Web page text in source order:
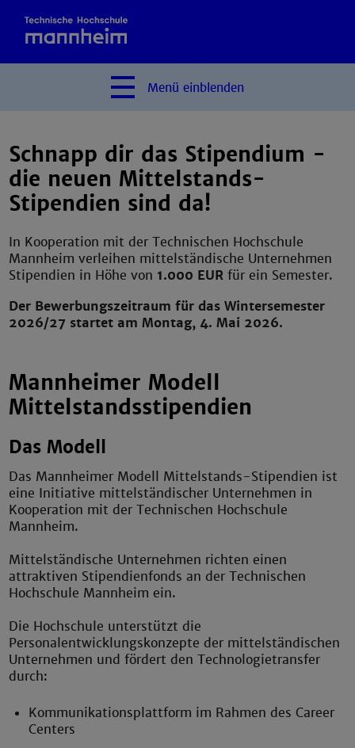
Menü einblenden
Schnapp dir das Stipendium -
die neuen Mittelstands-
Stipendien sind da!
In Kooperation mit der Technischen Hochschule
Mannheim verleihen mittelständische Unternehmen
Stipendien in Höhe von 1.000 EUR für ein Semester.
Der Bewerbungszeitraum für das Wintersemester
2026/27 startet am Montag, 4. Mai 2026.
Mannheimer Modell
Mittelstandsstipendien
Das Modell
Das Mannheimer Modell Mittelstands-Stipendien ist
eine Initiative mittelständischer Unternehmen in
Kooperation mit der Technischen Hochschule
Mannheim.
Mittelständische Unternehmen richten einen
attraktiven Stipendienfonds an der Technischen
Hochschule Mannheim ein.
Die Hochschule unterstützt die
Personalentwicklungskonzepte der mittelständischen
Unternehmen und fördert den Technologietransfer
durch:
Kommunikationsplattform im Rahmen des Career
Centers